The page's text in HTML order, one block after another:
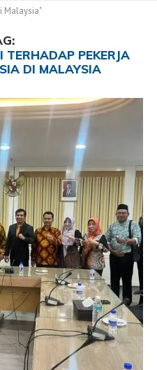
Malaysia"
PEKERJA
DI MALAYSIA